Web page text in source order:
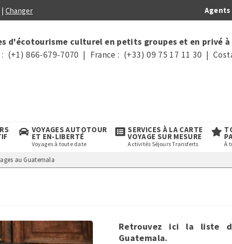
| Changer
d'écotourisme culturel en petits groupes et en privé
: (+1) 866-679-7070 | France : (+33) 09 75 17 11 30 |
VOYAGES AUTOTOUR
ET EN-LIBERTÉ
Voyages à toute date
SERVICES À LA CARTE
VOYAGE SUR MESURE
Activités Séjours Transferts À
au Guatemala
Retrouvez ici la liste
Guatemala.